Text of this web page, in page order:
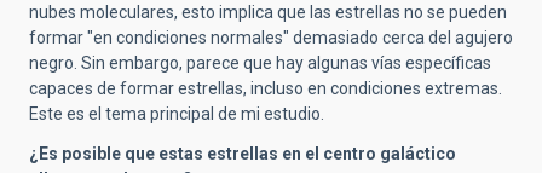
nubes moleculares, esto implica que las estrellas no se pueden
formar "en condiciones normales" demasiado cerca del agujero
negro. Sin embargo, parece que hay algunas vías específicas
capaces de formar estrellas, incluso en condiciones extremas.
Este es el tema principal de mi estudio.
¿Es posible que estas estrellas en el centro galáctico